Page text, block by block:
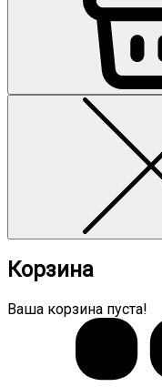
Корзина
Ваша корзина пуста!